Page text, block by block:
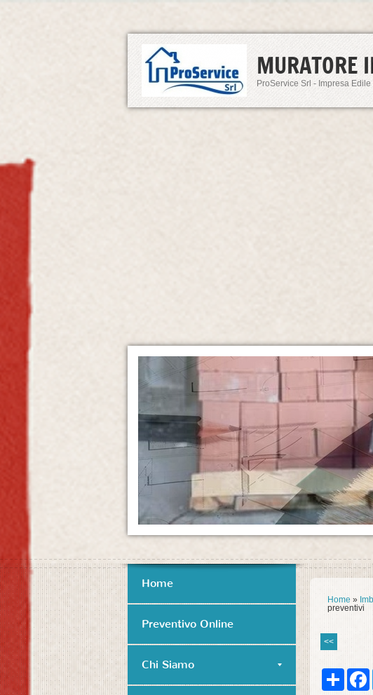
MURATORE
ProService Srl - Impresa
Home »
preventivi
<<
Share
Home
Preventivo Online
Chi Siamo